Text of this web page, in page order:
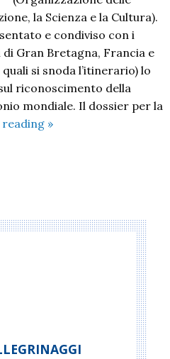
la Scienza e la Cultura).
e condiviso con i
Gran Bretagna, Francia e
si snoda l’itinerario) lo
riconoscimento della
mondiale. Il dossier per la
reading Via
candidatura
»